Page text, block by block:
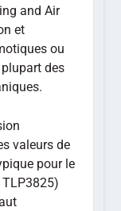
and Air
et
ou
des
valeurs de
pour le